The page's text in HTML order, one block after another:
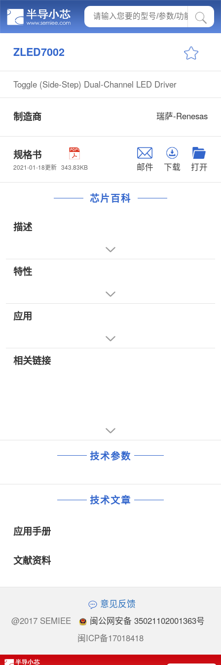
ZLED7002
Toggle (Side-Step) Dual-Channel LED Driver
制造商 瑞萨-Renesas
规格书
2021-01-18更新 343.83KB 邮件 下载 打开
芯片百科
描述
特性
应用
相关链接
技术参数
技术文章
应用手册
文献资料
意见反馈
@2017 SEMIEE
闽公网安备 35021102001363号
闽ICP备17018418